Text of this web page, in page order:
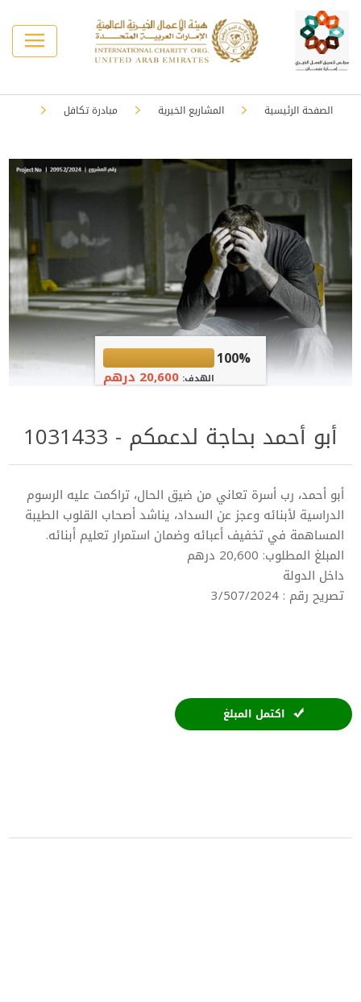
الصفحة الرئيسية المشاريع الخيرية مبادرة تكافل
100%
الهدف:20,600 درهم
أبو أحمد بحاجة لدعمكم - 1031433
أبو أحمد، رب أسرة تعاني من ضيق الحال، تراكمت عليه الرسوم
الدراسية لأبنائه وعجز عن السداد، يناشد أصحاب القلوب الطيبة
المساهمة في تخفيف أعبائه وضمان استمرار تعليم أبنائه.
المبلغ المطلوب: 20,600 درهم
داخل الدولة
تصريح رقم : 3/507/2024
اكتمل المبلغ